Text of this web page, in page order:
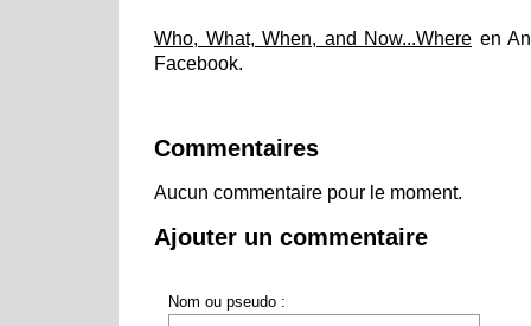
Who, What, When, and Now...Where en
Facebook.
Commentaires
Aucun commentaire pour le moment.
Ajouter un commentaire
Nom ou pseudo :